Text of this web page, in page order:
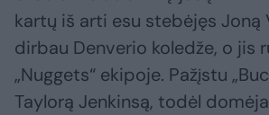
kartų iš arti esu stebėjęs Joną
dirbau Denverio koledže, o jis
„Nuggets“ ekipoje. Pažįstu
Taylorą Jenkinsą, todėl